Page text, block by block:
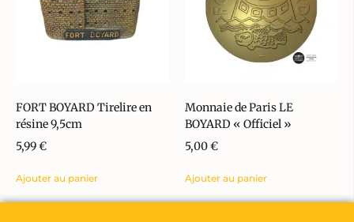
FORT BOYARD Tirelire en
résine 9,5cm
5,99€
Ajouter au panier
Monnaie de Paris LE
BOYARD « Officiel »
5,00€
Ajouter au panier